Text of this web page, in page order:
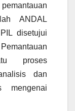
ANDAL
disetujui
proses
dan
mengenai